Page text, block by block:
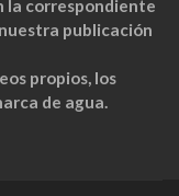
la correspondiente
publicación
propios, los
de agua.